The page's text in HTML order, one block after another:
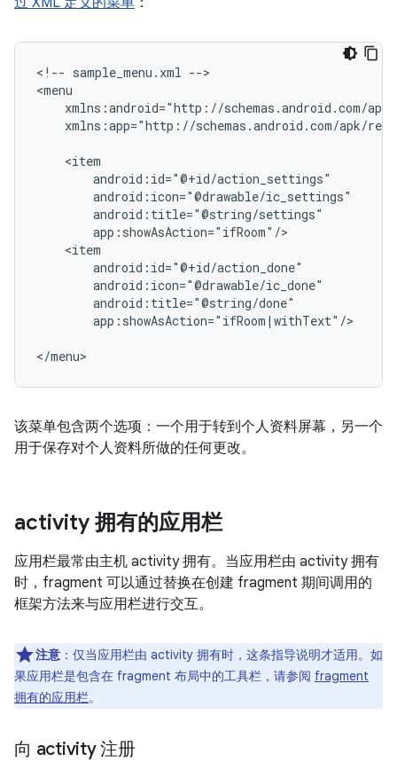
<!-- sample_menu.xml -->
xmlns:app="http://schemas.android.com/apk/
app:showAsAction="ifRoom|withText"/>
该菜单包含两个选项：一个用于转到个人资料屏幕，另一个
用于保存对个人资料所做的任何更改。
activity 拥有的应用栏
应用栏最常由主机 activity 拥有。当应用栏由 activity 拥有
时，fragment 可以通过替换在创建 fragment 期间调用的
框架方法来与应用栏进行交互。
注意 ：仅当应用栏由 activity 拥有时，这条指导说明才适用。如
果应用栏是包含在 fragment 布局中的工具栏，请参阅 fragment
拥有的应用栏。
向 activity 注册